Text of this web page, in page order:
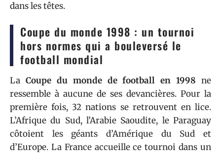
dans les têtes.
Coupe du monde 1998 : un tournoi
hors normes qui a bouleversé le
football mondial
La Coupe du monde de football en 1998 ne
ressemble à aucune de ses devancières. Pour la
première fois, 32 nations se retrouvent en lice.
L’Afrique du Sud, l’Arabie Saoudite, le Paraguay
côtoient les géants d’Amérique du Sud et
d’Europe. La France accueille ce tournoi dans un